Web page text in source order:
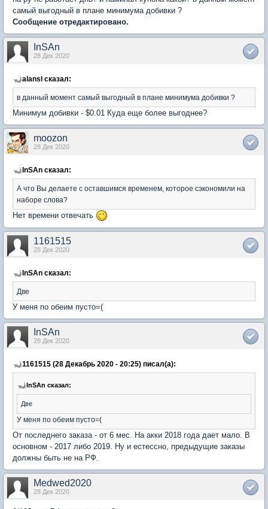
самый выгодный в плане минимума добивки ?
Сообщение отредактировано.
InSAn
28 Дек 2020
alansl сказал:
в данный момент самый выгодный в плане минимума добивки ?
Минимум добивки - $0.01 Куда еще более выгоднее?
moozon
28 Дек 2020
InSAn сказал:
А что Вы делаете с оставшимся временем, которое сэкономили на
наборе слова?
Нет времени отвечать
1161515
28 Дек 2020
InSAn сказал:
Две
У меня по обеим пусто=(
InSAn
28 Дек 2020
1161515 (28 Декабрь 2020 - 20:25) писал(а):
InSAn сказал:
Две
У меня по обеим пусто=(
От последнего заказа - от 6 мес. На акки 2018 года дает мало. В
основном - 2017 либо 2019. Ну и естессно, предыдущие заказы
должны быть не на РФ.
Medwed2020
28 Дек 2020